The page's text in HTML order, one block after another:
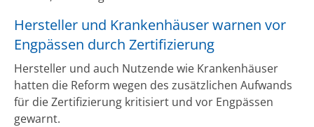
Hersteller und Krankenhäuser warnen vor
Engpässen durch Zertifizierung
Hersteller und auch Nutzende wie Krankenhäuser
hatten die Reform wegen des zusätzlichen Aufwands
für die Zertifizierung kritisiert und vor Engpässen
gewarnt.